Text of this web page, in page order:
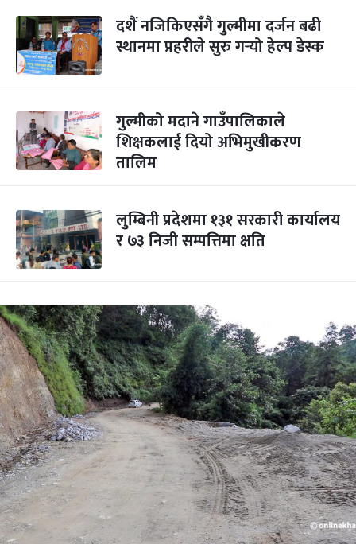
दशैं नजिकिएसँगै गुल्मीमा दर्जन बढी
स्थानमा प्रहरीले सुरु गर्‍यो हेल्प डेस्क
गुल्मीको मदाने गाउँपालिकाले
शिक्षकलाई दियो अभिमुखीकरण
तालिम
लुम्बिनी प्रदेशमा १३१ सरकारी कार्यालय
र ७३ निजी सम्पत्तिमा क्षति